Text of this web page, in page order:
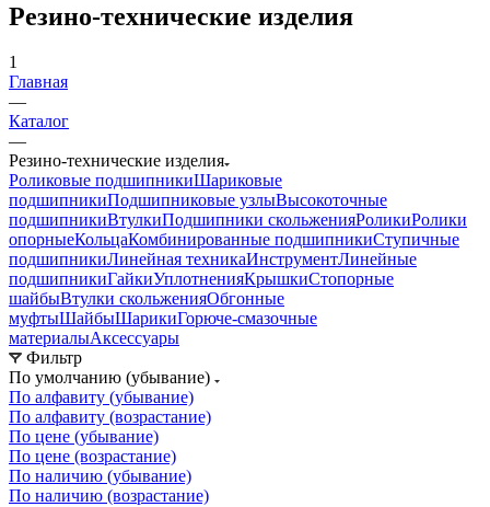
Резино-технические изделия
1
Главная
—
Каталог
—
Резино-технические изделия
Роликовые подшипникиШариковые
подшипникиПодшипниковые узлыВысокоточные
подшипникиВтулкиПодшипники скольженияРоликиРолики
опорныеКольцаКомбинированные подшипникиСтупичные
подшипникиЛинейная техникаИнструментЛинейные
подшипникиГайкиУплотненияКрышкиСтопорные
шайбыВтулки скольженияОбгонные
муфтыШайбыШарикиГорюче-смазочные
материалыАксессуары
Фильтр
По умолчанию (убывание)
По алфавиту (убывание)
По алфавиту (возрастание)
По цене (убывание)
По цене (возрастание)
По наличию (убывание)
По наличию (возрастание)